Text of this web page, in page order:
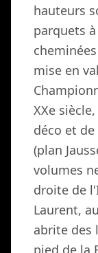
hauteurs
parquets
mise en
XXe
déco et
(plan
volumes
droite de
Laurent,
abrite des